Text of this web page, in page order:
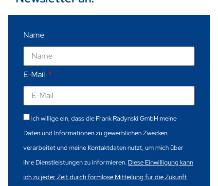
Name
E-Mail
Ich willige ein, dass die Frank Radynski GmbH meine
Daten und Informationen zu gewerblichen Zwecken
verarbeitet und meine Kontaktdaten nutzt, um mich über
ihre Dienstleistungen zu informieren. Diese Einwilligung kann
ich zu jeder Zeit durch formlose Mitteilung für die Zukunft